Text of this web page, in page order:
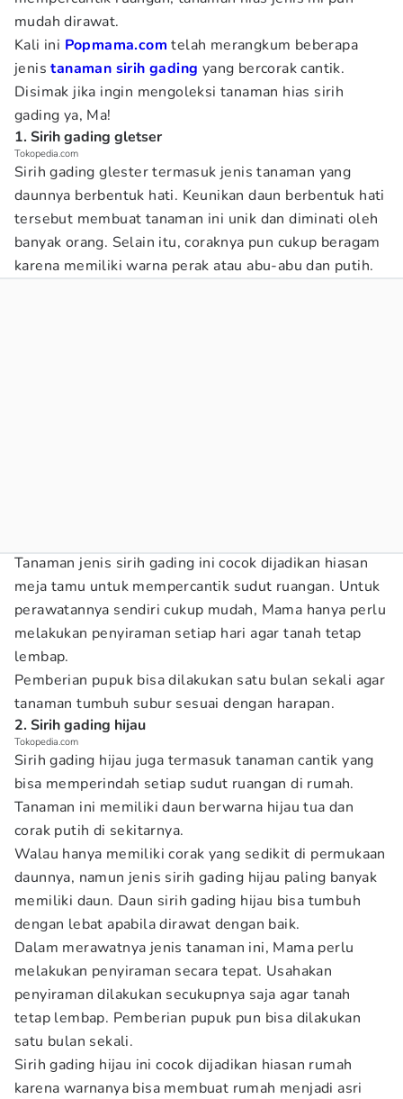
mudah dirawat.
Kali ini Popmama.com telah merangkum beberapa
jenistanaman sirih gading yang bercorak cantik.
Disimak jika ingin mengoleksi tanaman hias sirih
gading ya, Ma!
1. Sirih gading gletser
Tokopedia.com
Sirih gading glester termasuk jenis tanaman yang
daunnya berbentuk hati. Keunikan daun berbentuk hati
tersebut membuat tanaman ini unik dan diminati oleh
banyak orang. Selain itu, coraknya pun cukup beragam
karena memiliki warna perak atau abu-abu dan putih.
Tanaman jenis sirih gading ini cocok dijadikan hiasan
meja tamu untuk mempercantik sudut ruangan. Untuk
perawatannya sendiri cukup mudah, Mama hanya perlu
melakukan penyiraman setiap hari agar tanah tetap
lembap.
Pemberian pupuk bisa dilakukan satu bulan sekali agar
tanaman tumbuh subur sesuai dengan harapan.
2. Sirih gading hijau
Tokopedia.com
Sirih gading hijau juga termasuk tanaman cantik yang
bisa memperindah setiap sudut ruangan di rumah.
Tanaman ini memiliki daun berwarna hijau tua dan
corak putih di sekitarnya.
Walau hanya memiliki corak yang sedikit di permukaan
daunnya, namun jenis sirih gading hijau paling banyak
memiliki daun. Daun sirih gading hijau bisa tumbuh
dengan lebat apabila dirawat dengan baik.
Dalam merawatnya jenis tanaman ini, Mama perlu
melakukan penyiraman secara tepat. Usahakan
penyiraman dilakukan secukupnya saja agar tanah
tetap lembap. Pemberian pupuk pun bisa dilakukan
satu bulan sekali.
Sirih gading hijau ini cocok dijadikan hiasan rumah
karena warnanya bisa membuat rumah menjadi asri